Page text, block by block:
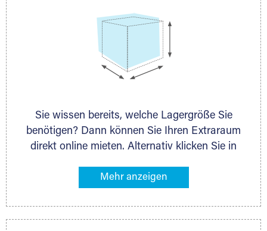
Sie wissen bereits, welche Lagergröße Sie
benötigen? Dann können Sie Ihren Extraraum
direkt online mieten. Alternativ klicken Sie in
Gegenstände an, die Sie einlagern möchten –
ermittelt. Natürlich steht Ihnen Ihr Extraraum